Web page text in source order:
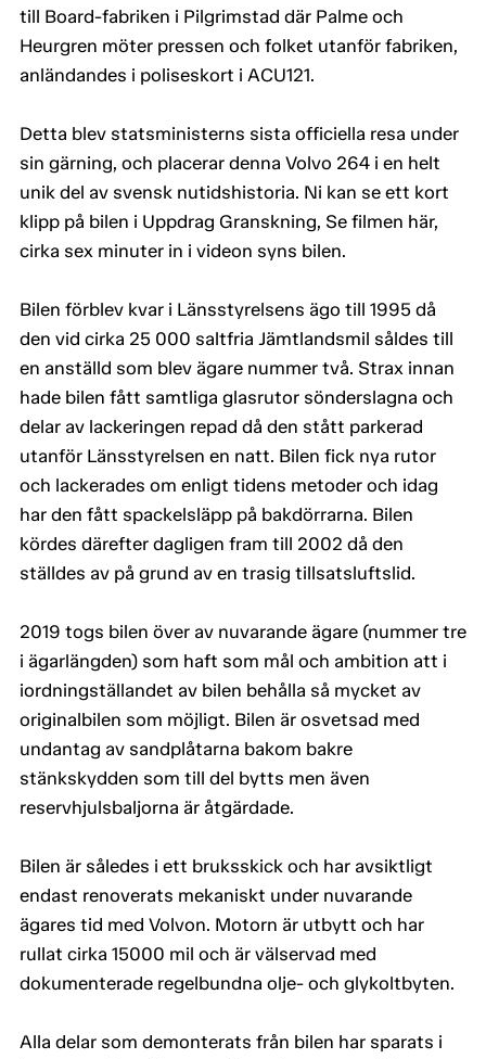
till Board-fabriken i Pilgrimstad där Palme och
Heurgren möter pressen och folket utanför fabriken,
anländandes i poliseskort i ACU121.
Detta blev statsministerns sista officiella resa under
sin gärning, och placerar denna Volvo 264 i en helt
unik del av svensk nutidshistoria. Ni kan se ett kort
klipp på bilen i Uppdrag Granskning, Se filmen här,
cirka sex minuter in i videon syns bilen.
Bilen förblev kvar i Länsstyrelsens ägo till 1995 då
den vid cirka 25 000 saltfria Jämtlandsmil såldes till
en anställd som blev ägare nummer två. Strax innan
hade bilen fått samtliga glasrutor sönderslagna och
delar av lackeringen repad då den stått parkerad
utanför Länsstyrelsen en natt. Bilen fick nya rutor
och lackerades om enligt tidens metoder och idag
har den fått spackelsläpp på bakdörrarna. Bilen
kördes därefter dagligen fram till 2002 då den
ställdes av på grund av en trasig tillsatsluftslid.
2019 togs bilen över av nuvarande ägare (nummer tre
i ägarlängden) som haft som mål och ambition att i
iordningställandet av bilen behålla så mycket av
originalbilen som möjligt. Bilen är osvetsad med
undantag av sandplåtarna bakom bakre
stänkskydden som till del bytts men även
reservhjulsbaljorna är åtgärdade.
Bilen är således i ett bruksskick och har avsiktligt
endast renoverats mekaniskt under nuvarande
ägares tid med Volvon. Motorn är utbytt och har
rullat cirka 15000 mil och är välservad med
dokumenterade regelbundna olje- och glykoltbyten.
Alla delar som demonterats från bilen har sparats i